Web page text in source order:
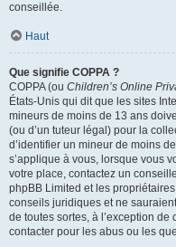
conseillée.
Haut
Que signifie COPPA ?
COPPA (ou Children’s Online
États-Unis qui dit que les sites
mineurs de moins de 13 ans
(ou d’un tuteur légal) pour la
d’identifier un mineur de moins
s’applique à vous, lorsque vous
votre place, contactez un
phpBB Limited et les
conseils juridiques et ne
de toutes sortes, à l’exception
contacter pour les abus ou les